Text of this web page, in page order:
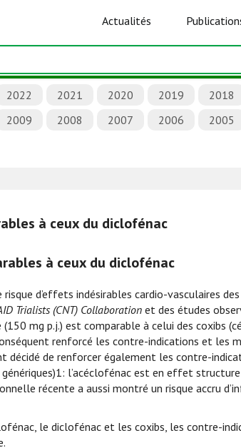
Actualités
2022 2021 2020 2019 2018
2009 2008 2007 2006 2005
à ceux du diclofénac
à ceux du diclofénac
d’effets indésirables cardio-vasculaires
Trialists (CNT) Collaboration et des études
mg p.j.) est comparable à celui des coxibs
renforcé les contre-indications et les
décidé de renforcer également les contre-
l’acéclofénac est en effet
récente a aussi montré un risque accru
le diclofénac et les coxibs, les contre-